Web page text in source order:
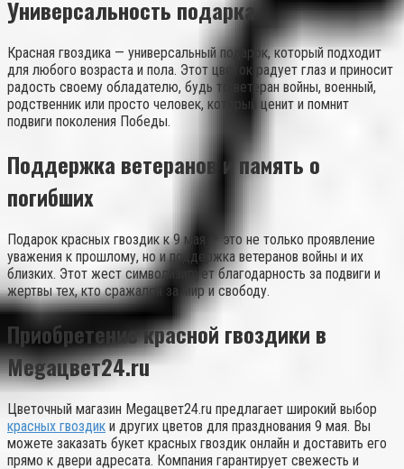
Универсальность подарка
Красная гвоздика — универсальный подарок, который подходит
для любого возраста и пола. Этот цветок радует глаз и приносит
радость своему обладателю, будь то ветеран войны, военный,
родственник или просто человек, который ценит и помнит
подвиги поколения Победы.
Поддержка ветеранов и память о
погибших
Подарок красных гвоздик к 9 мая — это не только проявление
уважения к прошлому, но и поддержка ветеранов войны и их
близких. Этот жест символизирует благодарность за подвиги и
жертвы тех, кто сражался за мир и свободу.
Приобретение красной гвоздики в
Megaцвет24.ru
Цветочный магазин Megaцвет24.ru предлагает широкий выбор
красных гвоздик и других цветов для празднования 9 мая. Вы
можете заказать букет красных гвоздик онлайн и доставить его
прямо к двери адресата. Компания гарантирует свежесть и